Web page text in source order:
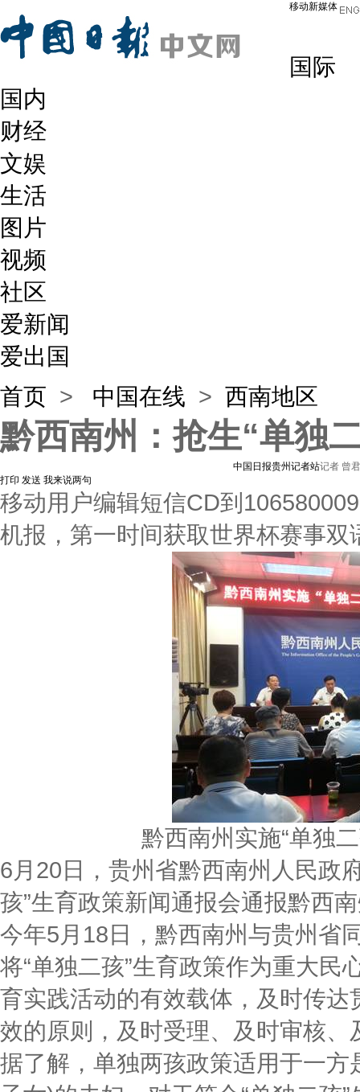
移动新媒体
国际
国内
财经
文娱
生活
图片
视频
社区
爱新闻
爱出国
首页 > 中国在线 > 西南地区
黔西南州：抢生“单独
中国日报贵州记者站记者 曾君
打印 发送 我来说两句
移动用户编辑短信CD到
机报，第一时间获取世界杯赛事双
黔西南州实施“单独
6月20日，贵州省黔西南州人民政
孩”生育政策新闻通报会通报黔西
今年5月18日，黔西南州与贵州省
将“单独二孩”生育政策作为重大
育实践活动的有效载体，及时传
效的原则，及时受理、及时审核、
据了解，单独两孩政策适用于一